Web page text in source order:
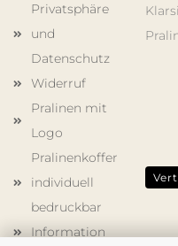
Privatsphäre
und
Datenschutz
Widerruf
Pralinen mit
Logo
Pralinenkoffer
individuell
bedruckbar
Information